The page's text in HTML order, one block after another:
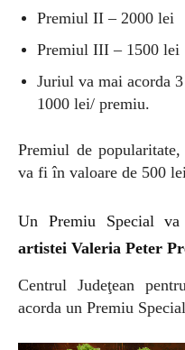
Premiul II – 2000 lei
Premiul III – 1500 lei
Juriul va mai acorda
1000 lei/ premiu.
Premiul de
va fi în valoare de 500
Un Premiu Special
artistei Valeria Peter
Centrul Judeţean
acorda un Premiu